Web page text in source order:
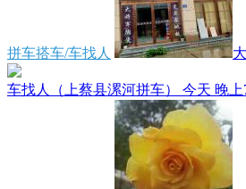
拼车搭车/车找人
车找人（上蔡县漯河拼车） 今天 晚